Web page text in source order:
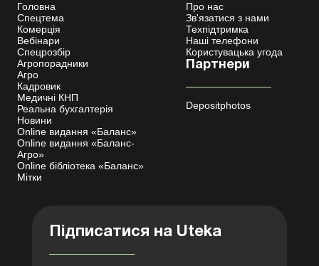
Головна
Спецтема
Комерція
Вебінари
Спецрозбір
Агропорадники
Агро
Кадровик
Медичні КНП
Реальна бухгалтерія
Новини
Online видання «Баланс»
Online видання «Баланс-
Агро»
Online бібліотека «Баланс»
Мітки
Про нас
Зв'язатися з нами
Техпідтримка
Наші телефони
Користувацька угода
Партнери
Depositphotos
Підписатися на Uteka